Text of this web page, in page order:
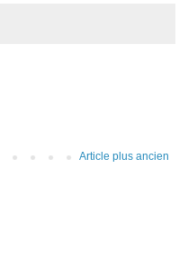
Article plus ancien